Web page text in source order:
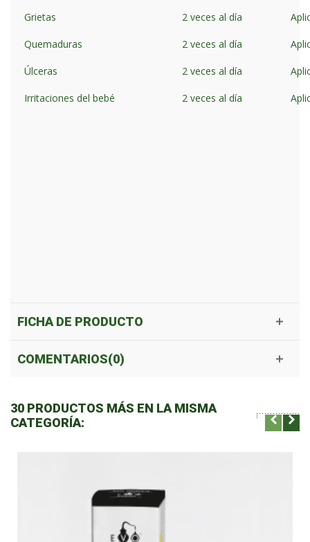
Grietas 2 veces al día
Quemaduras 2 veces al día
Úlceras 2 veces al día
Irritaciones del bebé 2 veces al día
FICHA DE PRODUCTO
COMENTARIOS(0)
30 PRODUCTOS MÁS EN LA MISMA
CATEGORÍA: